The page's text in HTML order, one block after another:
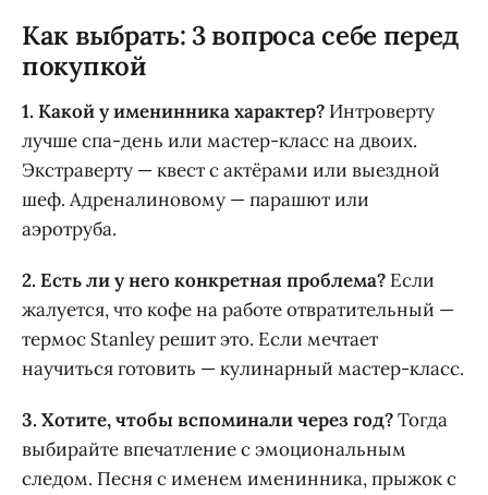
Как выбрать: 3 вопроса себе перед
покупкой
1. Какой у именинника характер? Интроверту
лучше спа-день или мастер-класс на двоих.
Экстраверту — квест с актёрами или выездной
шеф. Адреналиновому — парашют или
аэротруба.
2. Есть ли у него конкретная проблема? Если
жалуется, что кофе на работе отвратительный —
термос Stanley решит это. Если мечтает
научиться готовить — кулинарный мастер-класс.
3. Хотите, чтобы вспоминали через год?Тогда
выбирайте впечатление с эмоциональным
следом. Песня с именем именинника, прыжок с